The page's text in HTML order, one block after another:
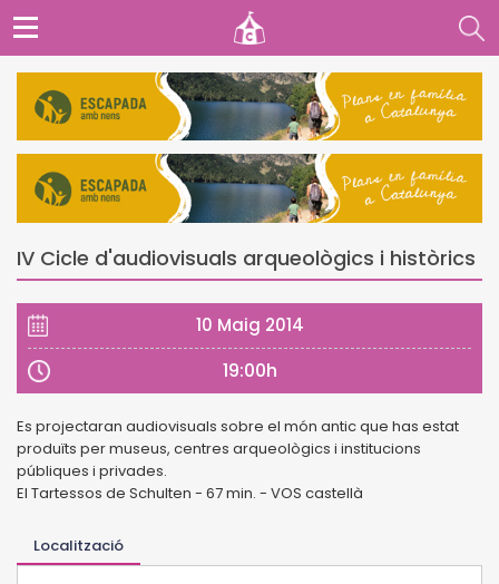
IV Cicle d'audiovisuals arqueològics i històrics
10 Maig 2014
19:00h
Es projectaran audiovisuals sobre el món antic que has estat
produïts per museus, centres arqueològics i institucions
públiques i privades.
El Tartessos de Schulten - 67 min. - VOS castellà
Localització